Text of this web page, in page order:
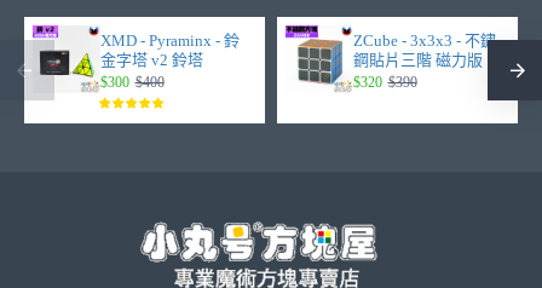
XMD - Pyraminx - 鈴
金字塔 v2 鈴塔
$300 $400
ZCube - 3x3x3 - 不鏽
鋼貼片三階 磁力版
$320 $390